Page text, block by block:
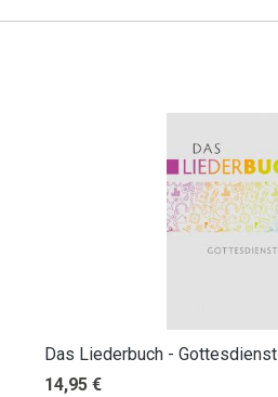
Das Liederbuch - Gottesdienst
Regulärer Preis:
14,95 €